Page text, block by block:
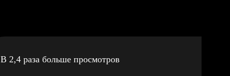
В 2,4 раза больше просмотров